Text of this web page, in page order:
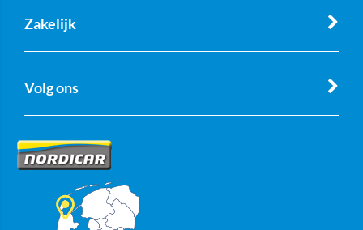
Zakelijk
Volg ons